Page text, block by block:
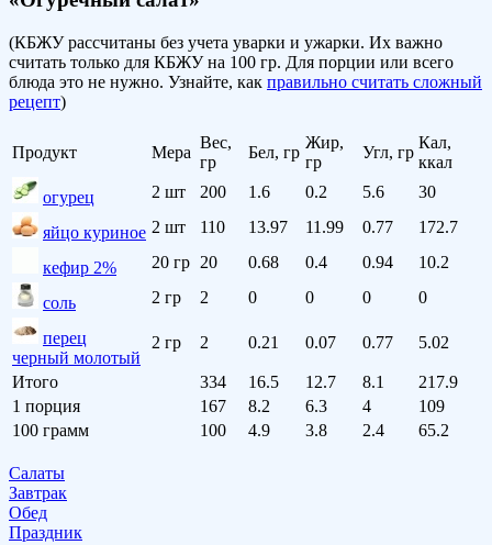
(КБЖУ рассчитаны без учета уварки и ужарки. Их важно
считать только для КБЖУ на 100 гр. Для порции или всего
блюда это не нужно. Узнайте, как правильно считать сложный
рецепт)
Продукт Мера
Вес,
гр
Бел, гр
Жир,
гр
Угл, гр
Кал,
ккал
огурец
2 шт 200 1.6 0.2 5.6 30
яйцо куриное 2 шт 110 13.97 11.99 0.77 172.7
кефир 2% 20 гр 20 0.68 0.4 0.94 10.2
соль 2 гр 2 0 0 0 0
перец
черный молотый
2 гр 2 0.21 0.07 0.77 5.02
Итого 334 16.5 12.7 8.1
217.9
1 порция
167 8.2 6.3 4
109
100 грамм
100 4.9 3.8 2.4 65.2
Салаты
Завтрак
Обед
Праздник